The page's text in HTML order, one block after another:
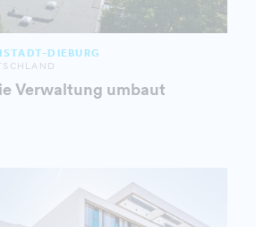
DIEBURG
Verwaltung umbaut